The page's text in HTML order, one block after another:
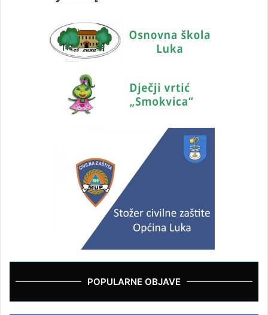
POPULARNE OBJAVE